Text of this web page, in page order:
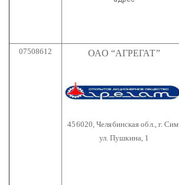
07508612 ОАО “АГРЕГАТ”
456020, Челябинская обл., г. Сим,
ул. Пушкина, 1